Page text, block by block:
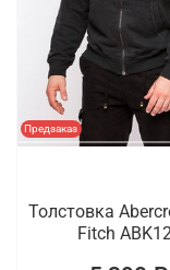
Предзаказ
Толстовка
Fitch